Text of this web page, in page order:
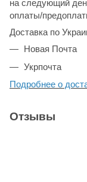
на следующий
оплаты/
Доставка по
Новая Почта
Укрпочта
Подробнее о
Отзывы